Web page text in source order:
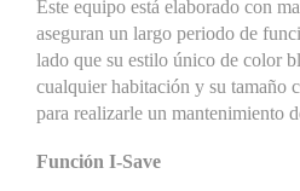
Este equipo está elaborado con
aseguran un largo periodo de
lado que su estilo único de color
cualquier habitación y su tamaño
para realizarle un mantenimiento
Función I-Save